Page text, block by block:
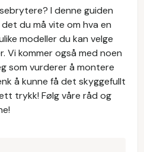
I denne guiden
du må vite om hva en
modeller du kan velge
Vi kommer også med noen
som vurderer å montere
å kunne få det skyggefullt
trykk! Følg våre råd og